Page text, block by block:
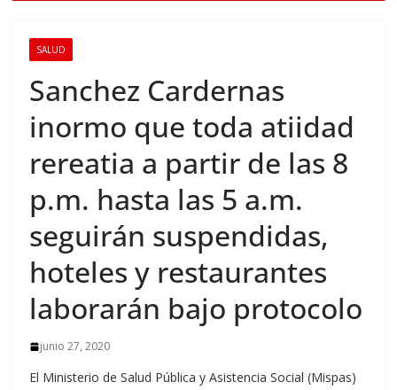
SALUD
Sanchez Cardernas
inormo que toda atiidad
rereatia a partir de las 8
p.m. hasta las 5 a.m.
seguirán suspendidas,
hoteles y restaurantes
laborarán bajo protocolo
junio 27, 2020
El Ministerio de Salud Pública y Asistencia Social (Mispas)